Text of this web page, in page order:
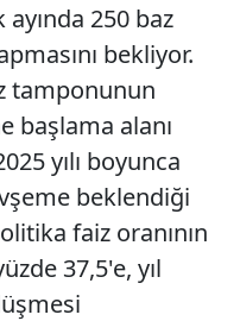
ayında 250 baz
bekliyor.
tamponunun
başlama alanı
yılı boyunca
beklendiği
faiz oranının
37,5'e, yıl